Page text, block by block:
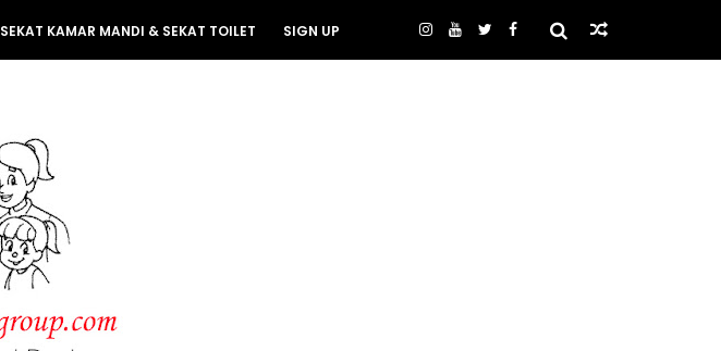
SEKAT KAMAR MANDI & SEKAT TOILET SIGN UP